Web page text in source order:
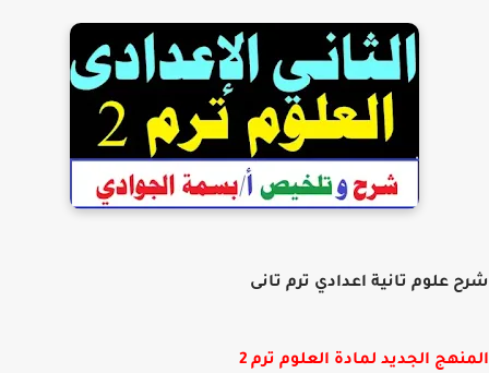
علوم تانية اعدادي ترم تانى
الجديد لمادة العلوم ترم 2